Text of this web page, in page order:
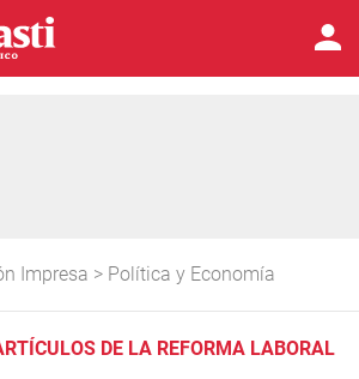
Impresa > Política y Economía
DE LA REFORMA LABORAL